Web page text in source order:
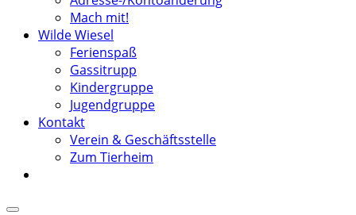
Mach mit!
Wilde Wiesel
Ferienspaß
Gassitrupp
Kindergruppe
Jugendgruppe
Kontakt
Verein & Geschäftsstelle
Zum Tierheim